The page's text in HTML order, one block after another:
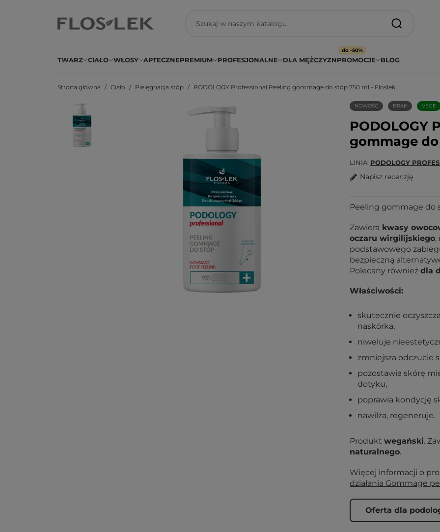
TWARZ CIAŁO WŁOSY APTECZNEPREMIUM PROFESJONALNE DLA MĘŻCZYZNPROMOCJE
do -50%
BLOG
Strona główna Ciało Pielęgnacja stóp PODOLOGY Professional Peeling gommage do stóp 750 ml - Floslek
NOWOŚĆ BRAK VEGE
PODOLOGY
gommage
LINIA PODOLOGY
Napisz recenzję
Peeling gommage do
Zawiera kwasy
oczaru wirgilijskiego,
podstawowego
bezpieczną
Polecany również dla
Właściwości:
skutecznie
naskórka,
niweluje
zmniejsza odczucie
pozostawia skórę
dotyku,
poprawia kondycję
nawilża, regeneruje.
Produkt wegański.
naturalnego.
Więcej informacji o
działania Gommage
Oferta dla